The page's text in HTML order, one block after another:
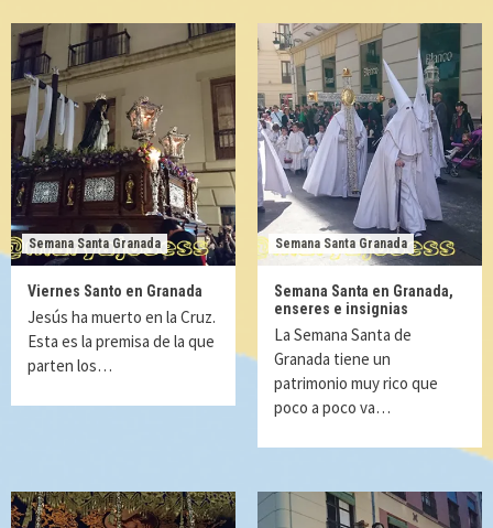
Semana Santa Granada
Viernes Santo en Granada
Jesús ha muerto en la Cruz.
Esta es la premisa de la que
parten los…
Semana Santa Granada
Semana Santa en Granada,
enseres e insignias
La Semana Santa de
Granada tiene un
patrimonio muy rico que
poco a poco va…